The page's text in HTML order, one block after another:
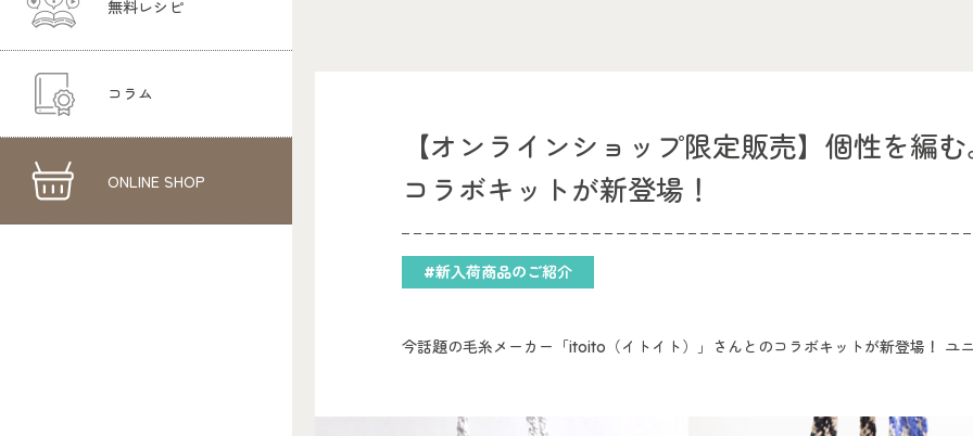
無料レシピ
コラム
ONLINE SHOP
【オンラインショップ限定販売】個性を編
コラボキットが新登場！
#新入荷商品のご紹介
今話題の毛糸メーカー「itoito（イトイト）」さんとのコラボキットが新登場！ ユ